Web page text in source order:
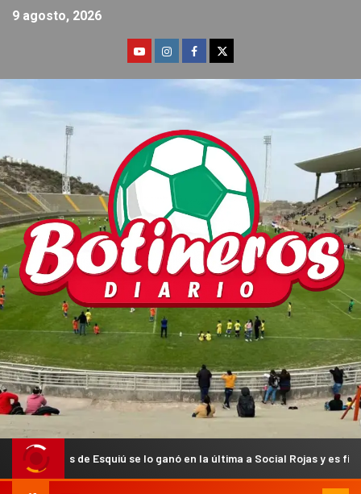
9 agosto, 2026
Esquiú se lo ganó en la última a Social Rojas y es finalista del